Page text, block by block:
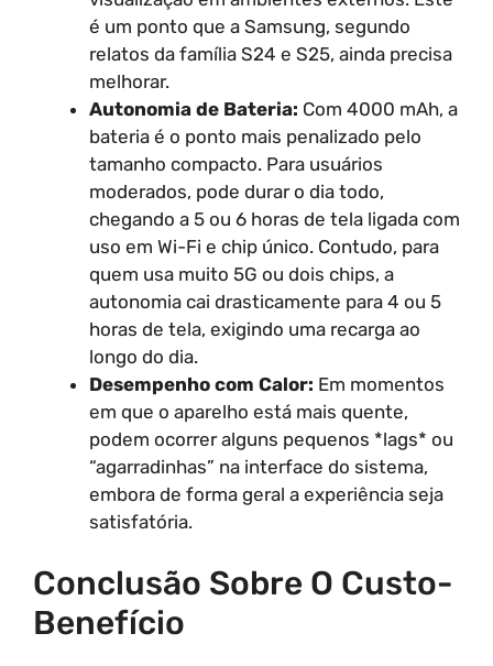
é um ponto que a Samsung, segundo
relatos da família S24 e S25, ainda precisa
melhorar.
Autonomia de Bateria: Com 4000 mAh, a
bateria é o ponto mais penalizado pelo
tamanho compacto. Para usuários
moderados, pode durar o dia todo,
chegando a 5 ou 6 horas de tela ligada com
uso em Wi-Fi e chip único. Contudo, para
quem usa muito 5G ou dois chips, a
autonomia cai drasticamente para 4 ou 5
horas de tela, exigindo uma recarga ao
longo do dia.
Desempenho com Calor: Em momentos
em que o aparelho está mais quente,
podem ocorrer alguns pequenos *lags* ou
“agarradinhas” na interface do sistema,
embora de forma geral a experiência seja
satisfatória.
Conclusão Sobre O Custo-
Benefício